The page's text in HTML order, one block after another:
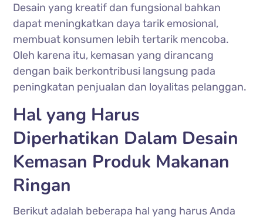
Desain yang kreatif dan fungsional bahkan
dapat meningkatkan daya tarik emosional,
membuat konsumen lebih tertarik mencoba.
Oleh karena itu, kemasan yang dirancang
dengan baik berkontribusi langsung pada
peningkatan penjualan dan loyalitas pelanggan.
Hal yang Harus
Diperhatikan Dalam Desain
Kemasan Produk Makanan
Ringan
Berikut adalah beberapa hal yang harus Anda